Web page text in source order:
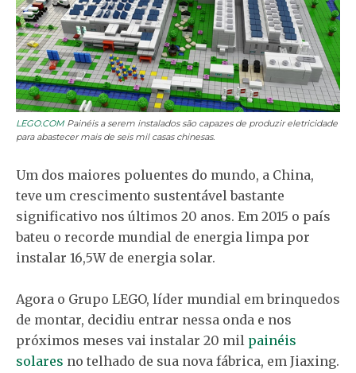
LEGO.COM Painéis a serem instalados são capazes de produzir eletricidade
para abastecer mais de seis mil casas chinesas.
Um dos maiores poluentes do mundo, a China,
teve um crescimento sustentável bastante
significativo nos últimos 20 anos. Em 2015 o país
bateu o recorde mundial de energia limpa por
instalar 16,5W de energia solar.
Agora o Grupo LEGO, líder mundial em brinquedos
de montar, decidiu entrar nessa onda e nos
próximos meses vai instalar 20 mil painéis
solares no telhado de sua nova fábrica, em Jiaxing.